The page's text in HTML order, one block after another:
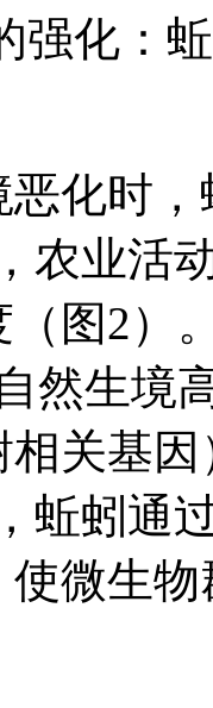
强化：
化时
农业活
图2）
然生境
关基
蚯蚓通
微生